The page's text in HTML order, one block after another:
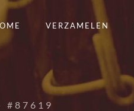
VERZAMELEN
#87619